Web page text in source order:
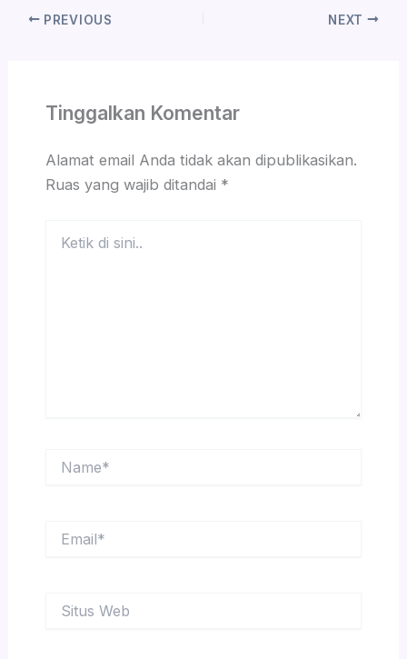
PREVIOUS NEXT
Tinggalkan Komentar
Alamat email Anda tidak akan dipublikasikan.
Ruas yang wajib ditandai *
Web